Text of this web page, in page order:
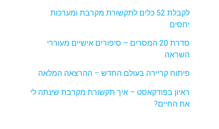
לקבלת 52 כלים לתקשורת מקרבת ומערכות
יחסים
סדרת 20 המסרים – סיפורים אישיים מעוררי
השראה
פיתוח קריירה בעולם החדש – ההרצאה המלאה
ראיון בפודקאסט – איך תקשורת מקרבת שינתה לי
את החיים?